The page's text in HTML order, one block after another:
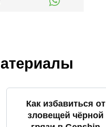
Как избавиться от
зловещей чёрной